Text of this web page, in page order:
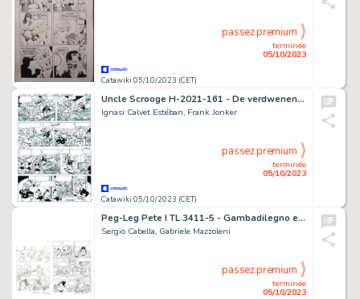
Catawiki 05/10/2023 (CET)
terminée
05/10/2023
passez premium
Uncle Scrooge H-2021-161 - De verdwenen euro - Original page by Esteban - ink+pencil - page 4 - (2021/2022)
Ignasi Calvet Estéban, Frank Jonker
Catawiki 05/10/2023 (CET)
terminée
05/10/2023
passez premium
Peg-Leg Pete I TL 3411-5 - Gambadilegno e l'aquila - original signed page 8 with sketch page - Sergio Cabella - (2020)
Sergio Cabella, Gabriele Mazzoleni
terminée
05/10/2023
passez premium